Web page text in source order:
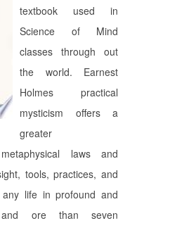
textbook used in
Science of Mind
classes through out
the world. Earnest
Holmes practical
mysticism offers a
greater
laws and
tools, practices, and
life in profound and
and ore than seven